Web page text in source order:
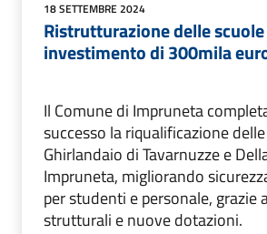
18 SETTEMBRE 2024
Ristrutturazione delle
investimento di 300mila
Il Comune di Impruneta
successo la riqualificazione
Ghirlandaio di Tavarnuzze e
Impruneta, migliorando
per studenti e personale, grazie
strutturali e nuove dotazioni.